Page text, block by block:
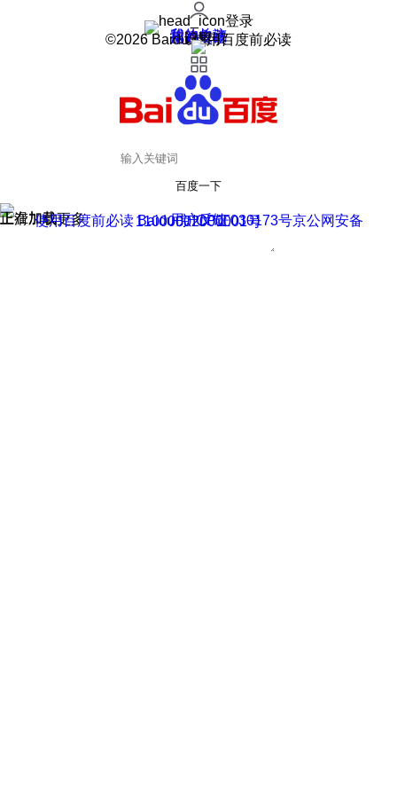
登录
我的关注
我的收藏
皮肤中心
用户反馈
设置
©2026 Baidu 使用百度前必读
百度一下
正在加载
上滑加载更多 用户反馈
使用百度前必读 Baidu 京ICP证030173号
京公网安备11000002000001号